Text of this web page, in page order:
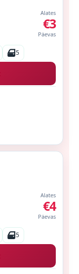
Alates
€3
Päevas
5
Alates
€4
Päevas
5